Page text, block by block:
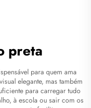
preta
para quem ama
elegante, mas também
para carregar tudo
à escola ou sair com os